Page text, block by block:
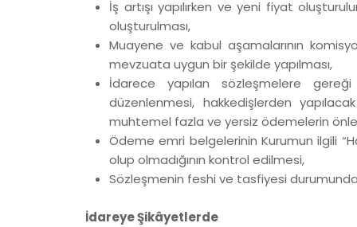
İş artışı yapılırken ve yeni fiyat
oluşturulması,
Muayene ve kabul aşamalarının
mevzuata uygun bir şekilde yapılması,
İdarece yapılan sözleşmelere
düzenlenmesi, hakkedişlerden
muhtemel fazla ve yersiz ödemelerin
Ödeme emri belgelerinin Kurumun ilgili
olup olmadığının kontrol edilmesi,
Sözleşmenin feshi ve tasfiyesi
İdareye Şikâyetlerde